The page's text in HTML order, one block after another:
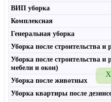
ВИП уборка
Комплексная
Генеральная уборка
Уборка после строительства и
Уборка после строительства и
мебели и окон)
Уборка после животных
Уборка квартиры после